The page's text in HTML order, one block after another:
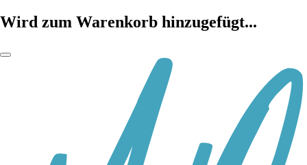
Wird zum Warenkorb hinzugefügt...